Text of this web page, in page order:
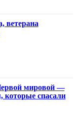
ветерана
мировой —
которые спасали